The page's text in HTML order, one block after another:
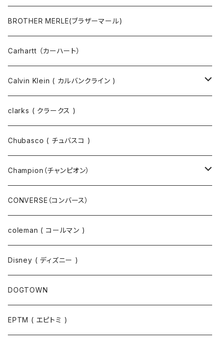
マスクコード
財布 / キーケース
キーホルダー / スマホスタンド
パンツ
パーカ
ジャケット・ブルゾン
コート
シャツ
長袖Tシャツ
半袖シャツ
長袖シャツ
スウェット
パーカー
ニット
ジャケット
コート
ポロシャツ
パンツ
BROTHER MERLE(ブラザーマール)
Carhartt （カーハート）
Calvin Klein ( カルバンクライン )
ジャケット
パーカー
clarks ( クラークス )
Chubasco ( チュバスコ )
Champion（チャンピオン）
スウェットパンツ
パーカー
スウェット
Tシャツ
CONVERSE（コンバース）
coleman ( コールマン )
Disney ( ディズニー )
DOGTOWN
EPTM ( エピトミ )